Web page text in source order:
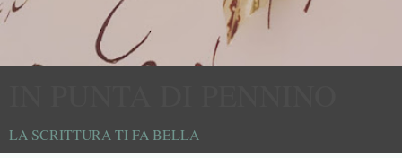
LA SCRITTURA TI FA BELLA